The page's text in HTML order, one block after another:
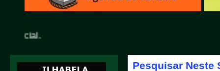
Pesquisar Neste